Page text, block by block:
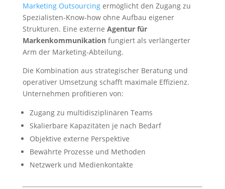
Marketing Outsourcingermöglicht den Zugang zu
Spezialisten-Know-how ohne Aufbau eigener
Strukturen. Eine externe Agentur für
Markenkommunikationfungiert als verlängerter
Arm der Marketing-Abteilung.
Die Kombination aus strategischer Beratung und
operativer Umsetzung schafft maximale Effizienz.
Unternehmen profitieren von:
Zugang zu multidisziplinären Teams
Skalierbare Kapazitäten je nach Bedarf
Objektive externe Perspektive
Bewährte Prozesse und Methoden
Netzwerk und Medienkontakte